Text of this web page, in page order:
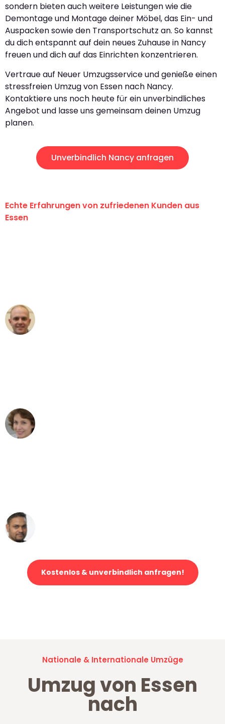
sondern bieten auch weitere Leistungen wie die
Demontage und Montage deiner Möbel, das Ein- und
Auspacken sowie den Transportschutz an. So kannst
du dich entspannt auf dein neues Zuhause in Nancy
freuen und dich auf das Einrichten konzentrieren.
Vertraue auf Neuer Umzugsservice und genieße einen
stressfreien Umzug von Essen nach Nancy.
Kontaktiere uns noch heute für ein unverbindliches
Angebot und lasse uns gemeinsam deinen Umzug
planen.
Unverbindlich Nancy anfragen
Echte Erfahrungen von zufriedenen Kunden aus
Essen
Kostenlos & unverbindlich anfragen!
Nationale & Internationale Umzüge
Umzug von Essen
nach